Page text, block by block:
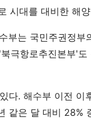
시대를 대비한 해
부는 국민주권정
극항로추진본부'
다. 해수부 이전
같은 달 대비 28%